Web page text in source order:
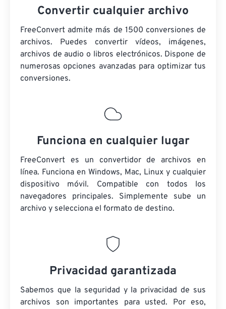
Convertir cualquier archivo
FreeConvert admite más de 1500 conversiones de
archivos. Puedes convertir vídeos, imágenes,
archivos de audio o libros electrónicos. Dispone de
numerosas opciones avanzadas para optimizar tus
conversiones.
Funciona en cualquier lugar
FreeConvert es un convertidor de archivos en
línea. Funciona en Windows, Mac, Linux y cualquier
dispositivo móvil. Compatible con todos los
navegadores principales. Simplemente sube un
archivo y selecciona el formato de destino.
Privacidad garantizada
Sabemos que la seguridad y la privacidad de sus
archivos son importantes para usted. Por eso,